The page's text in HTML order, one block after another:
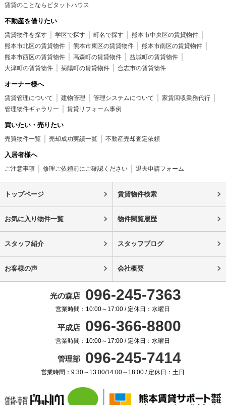
賃貸のことならピタットハウス
不動産を借りたい
賃貸物件を探す 学区で探す 町名で探す
熊本市中央区の賃貸物件
熊本市北区の賃貸物件
熊本市東区の賃貸物件
熊本市南区の賃貸物件
熊本市西区の賃貸物件
高森町の賃貸物件
益城町の賃貸物件
大津町の賃貸物件
菊陽町の賃貸物件 合志市の賃貸物件
オーナー様へ
賃貸管理について 建物管理 管理システムについて
家賃回収業務代行
管理物件ギャラリー
賃貸リフォーム事例
買いたい・売りたい
売買物件一覧 売却成功実績一覧 不動産売却査定依頼
入居者様へ
ご注意事項 修理ご依頼前にご確認ください 退去申請フォーム
トップページ 賃貸物件検索
お気に入り物件一覧 物件閲覧履歴
スタッフ紹介 スタッフブログ
お客様の声 会社概要
光の森店 096-245-7363
営業時間：10:00～17:00 / 定休日：水曜日
平成店 096-366-8800
営業時間：10:00～17:00 / 定休日：水曜日
管理部 096-245-7414
営業時間：9:30～13:00/14:00～18:00 / 定休日：土日